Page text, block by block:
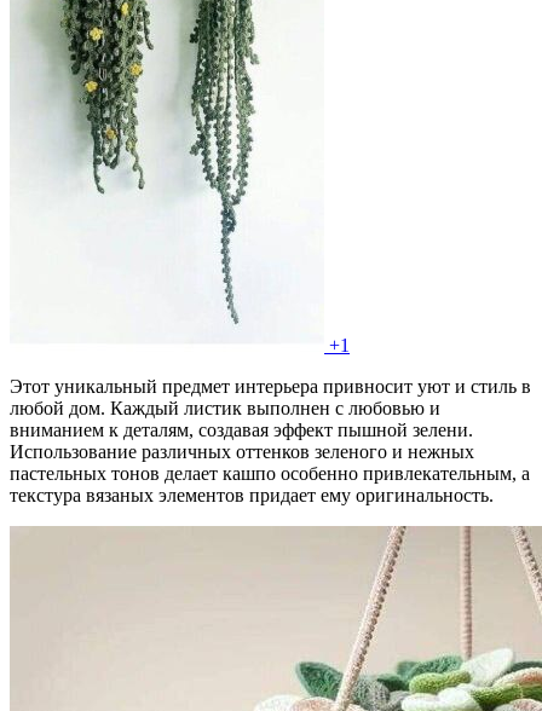
+1
Этот уникальный предмет интерьера привносит уют и стиль в
любой дом. Каждый листик выполнен с любовью и
вниманием к деталям, создавая эффект пышной зелени.
Использование различных оттенков зеленого и нежных
пастельных тонов делает кашпо особенно привлекательным, а
текстура вязаных элементов придает ему оригинальность.